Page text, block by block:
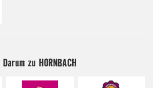
Darum zu HORNBACH